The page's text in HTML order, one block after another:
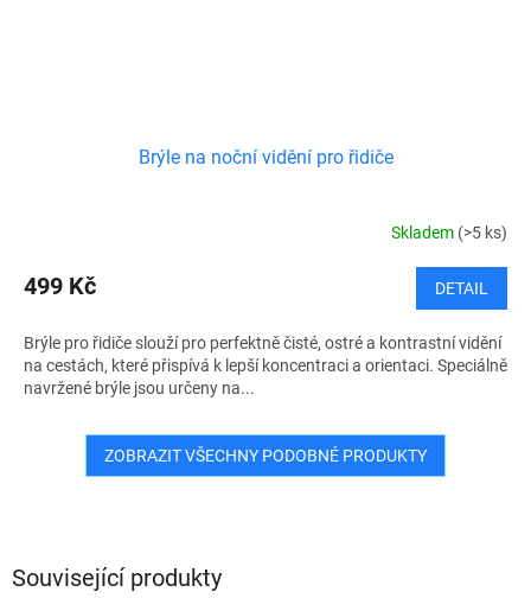
Související produkty
Brýle na noční vidění pro řidiče
Skladem (>5 ks)
499 Kč DETAIL
Brýle pro řidiče slouží pro perfektně čisté, ostré a kontrastní vidění
na cestách, které přispívá k lepší koncentraci a orientaci. Speciálně
navržené brýle jsou určeny na...
ZOBRAZIT VŠECHNY PODOBNÉ PRODUKTY